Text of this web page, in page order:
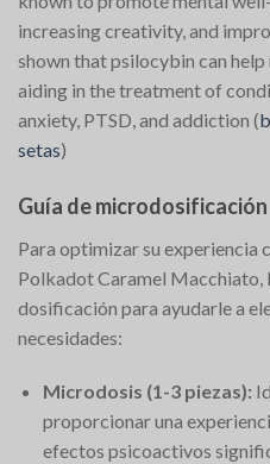
increasing creativity, and
shown that psilocybin can
aiding in the treatment of
anxiety, PTSD, and addiction​ (
setas)
Guía de microdosificación
Para optimizar su experiencia
Polkadot Caramel Macchiato,
dosificación para ayudarle a
necesidades:
Microdosis (1-3 piezas):
proporcionar una
efectos psicoactivos